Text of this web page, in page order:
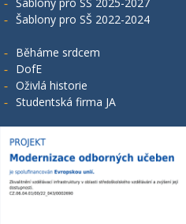
Šablony pro SŠ 2022-2024
Běháme srdcem
DofE
Oživlá historie
Studentská firma JA